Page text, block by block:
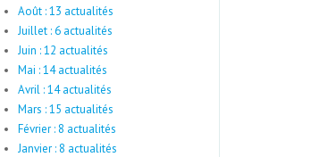
Août : 13 actualités
Juillet : 6 actualités
Juin : 12 actualités
Mai : 14 actualités
Avril : 14 actualités
Mars : 15 actualités
Février : 8 actualités
Janvier : 8 actualités